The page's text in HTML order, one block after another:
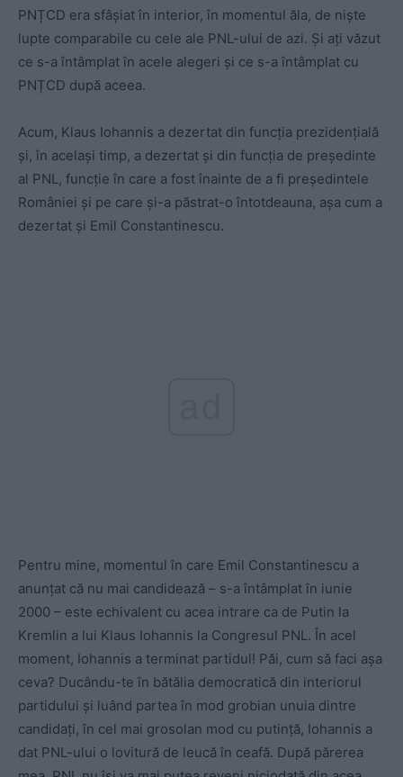
PNȚCD era sfâșiat în interior, în momentul ăla, de niște
lupte comparabile cu cele ale PNL-ului de azi. Și ați văzut
ce s-a întâmplat în acele alegeri și ce s-a întâmplat cu
PNȚCD după aceea.
Acum, Klaus Iohannis a dezertat din funcția prezidențială
și, în același timp, a dezertat și din funcția de președinte
al PNL, funcție în care a fost înainte de a fi președintele
României și pe care și-a păstrat-o întotdeauna, așa cum a
dezertat și Emil Constantinescu.
Pentru mine, momentul în care Emil Constantinescu a
anunțat că nu mai candidează – s-a întâmplat în iunie
2000 – este echivalent cu acea intrare ca de Putin la
Kremlin a lui Klaus Iohannis la Congresul PNL. În acel
moment, Iohannis a terminat partidul! Păi, cum să faci așa
ceva? Ducându-te în bătălia democratică din interiorul
partidului și luând partea în mod grobian unuia dintre
candidați, în cel mai grosolan mod cu putință, Iohannis a
dat PNL-ului o lovitură de leucă în ceafă. După părerea